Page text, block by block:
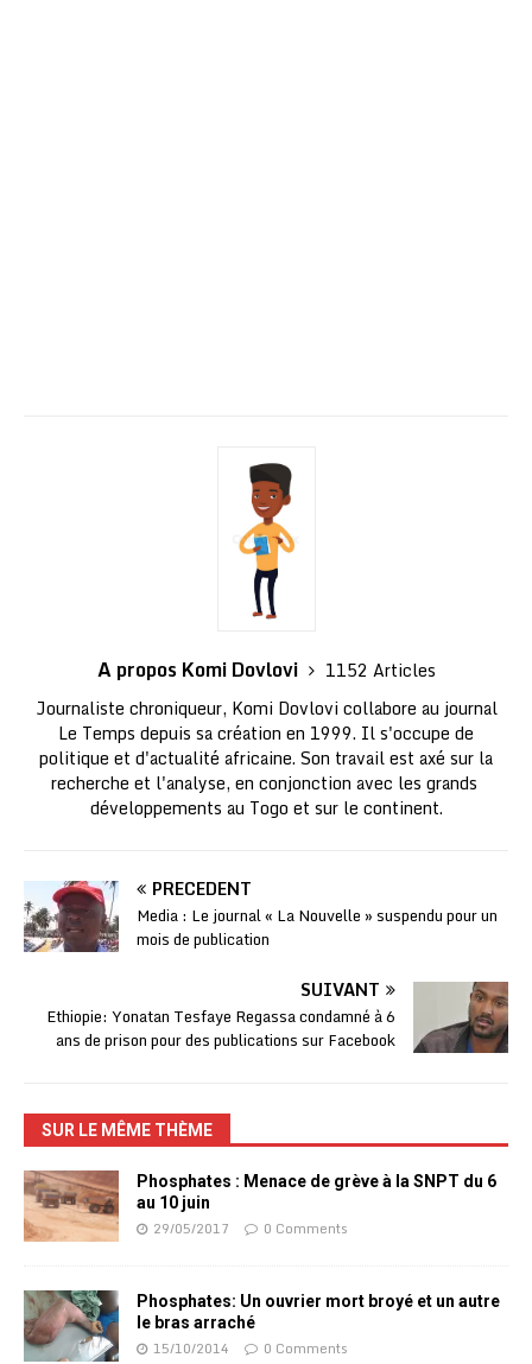
A propos Komi Dovlovi
1152 Articles
Journaliste chroniqueur, Komi Dovlovi collabore au journal
Le Temps depuis sa création en 1999. Il s'occupe de
politique et d'actualité africaine. Son travail est axé sur la
recherche et l'analyse, en conjonction avec les grands
développements au Togo et sur le continent.
PRÉCÉDENT
Media : Le journal « La Nouvelle » suspendu pour un
mois de publication
SUIVANT
Ethiopie: Yonatan Tesfaye Regassa condamné à 6
ans de prison pour des publications sur Facebook
SUR LE MÊME THÈME
Phosphates : Menace de grève à la SNPT du 6
au 10 juin
29/05/2017 0 Comments
Phosphates: Un ouvrier mort broyé et un autre
le bras arraché
15/10/2014 0 Comments